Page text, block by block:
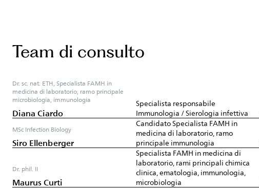
Team di consulto
Dr. sc. nat. ETH, Specialista FAMH in
medicina di laboratorio, ramo principale
microbiologia, immunologia
Diana Ciardo
Specialista responsabile
Immunologia / Sierologia infettiva
MSc Infection Biology
Siro Ellenberger
Candidato Specialista FAMH in
medicina di laboratorio, ramo
principale immunologia
Dr. phil. II
Maurus Curti
Specialista FAMH in medicina di
laboratorio, rami principali chimica
clinica, ematologia, immunologia,
microbiologia